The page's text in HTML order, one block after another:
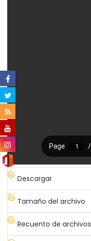
Descargar
Tamaño del archivo
Recuento de archivos